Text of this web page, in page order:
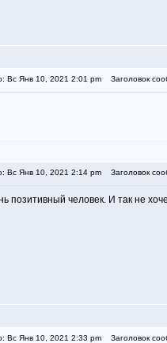
Вс Янв 10, 2021 2:01 pm Заголовок
Вс Янв 10, 2021 2:14 pm Заголовок
позитивный человек. И так не
Вс Янв 10, 2021 2:33 pm Заголовок